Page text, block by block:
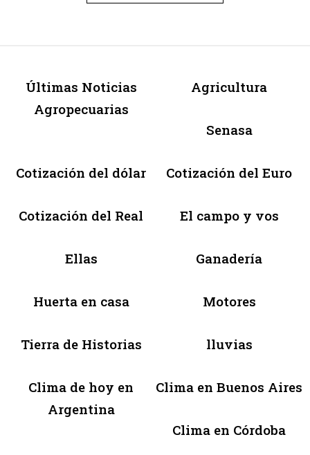
Últimas Noticias
Agropecuarias
Agricultura
Senasa
Cotización del dólar Cotización del Euro
Cotización del Real El campo y vos
Ellas Ganadería
Huerta en casa Motores
Tierra de Historias lluvias
Clima de hoy en
Argentina
Clima en Buenos Aires
Clima en Córdoba